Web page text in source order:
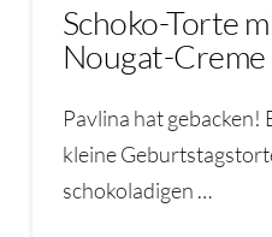
Schoko-Torte
Nougat-Creme
Pavlina hat gebacken!
kleine
schokoladigen …